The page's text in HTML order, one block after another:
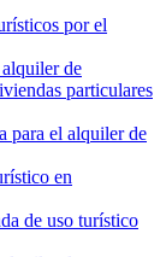
por el
de
particulares
el alquiler de
en
de uso turístico